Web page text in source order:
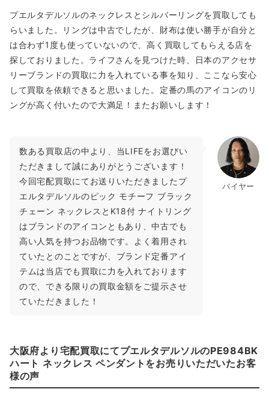
プエルタデルソルのネックレスとシルバーリングを買取しても
らいました。リングは中古でしたが、財布は使い勝手が自分と
は合わず1度も使っていないので、高く買取してもらえる店を
探しておりました。ライフさんを見つけた時、日本のアクセサ
リーブランドの買取に力を入れている事を知り、ここなら安心
して買取を依頼できると思いました。定番の馬のアイコンのリ
ングが高く付いたので大満足！またお願いします！
バイヤー
数ある買取店の中より、当LIFEをお選びい
ただきまして誠にありがとうございます！
今回宅配買取にてお送りいただきましたプ
エルタデルソルのピック モチーフ ブラック
チェーン ネックレスとK18付 ナイトリング
はブランドのアイコンともあり、中古でも
高い人気を持つお品物です。よく着用され
ていたとのことですが、ブランド定番アイ
テムは当店でも買取に力を入れております
ので、できる限りの買取金額をご提示させ
ていただきました！
大阪府より宅配買取にてプエルタデルソルのPE984BK
ハート ネックレス ペンダントをお売りいただいたお客
様の声